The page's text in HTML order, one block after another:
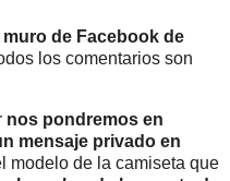
de Facebook de
los comentarios son
nos pondremos en
mensaje privado en
modelo de la camiseta que